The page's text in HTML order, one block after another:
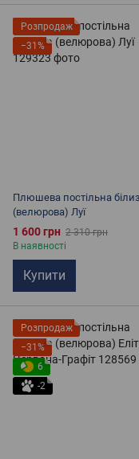
Розпродаж
−31%
Плюшева постільна
(велюрова) Луї
1 600 грн 2 310 грн
В наявності
Купити
Розпродаж
−31%
6
-2